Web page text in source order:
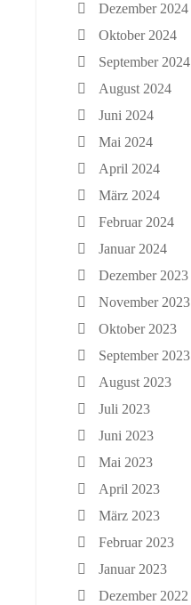
Dezember 2024
Oktober 2024
September 2024
August 2024
Juni 2024
Mai 2024
April 2024
März 2024
Februar 2024
Januar 2024
Dezember 2023
November 2023
Oktober 2023
September 2023
August 2023
Juli 2023
Juni 2023
Mai 2023
April 2023
März 2023
Februar 2023
Januar 2023
Dezember 2022